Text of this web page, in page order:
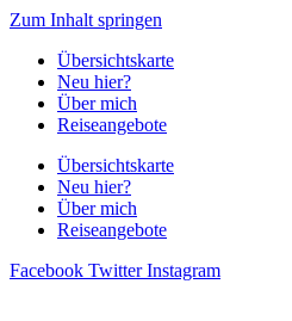
Zum Inhalt springen
Übersichtskarte
Neu hier?
Über mich
Reiseangebote
Übersichtskarte
Neu hier?
Über mich
Reiseangebote
Facebook Twitter Instagram